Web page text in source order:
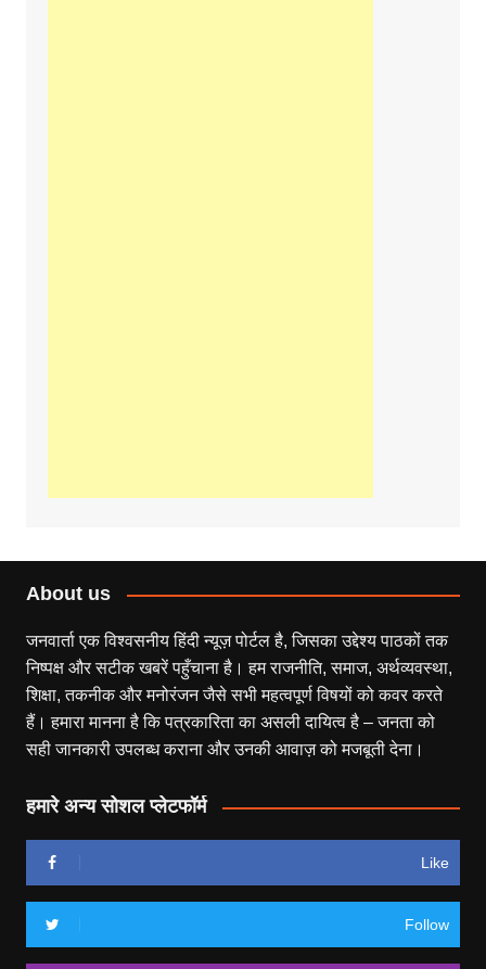
About us
जनवार्ता एक विश्वसनीय हिंदी न्यूज़ पोर्टल है, जिसका उद्देश्य पाठकों तक
निष्पक्ष और सटीक खबरें पहुँचाना है। हम राजनीति, समाज, अर्थव्यवस्था,
शिक्षा, तकनीक और मनोरंजन जैसे सभी महत्वपूर्ण विषयों को कवर करते
हैं। हमारा मानना है कि पत्रकारिता का असली दायित्व है – जनता को
सही जानकारी उपलब्ध कराना और उनकी आवाज़ को मजबूती देना।
हमारे अन्य सोशल प्लेटफॉर्म
Like
Follow